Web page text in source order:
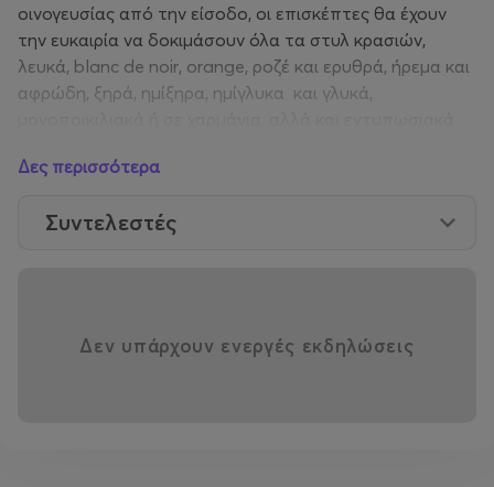
οινογευσίας από την είσοδο, οι επισκέπτες θα έχουν
την ευκαιρία να δοκιμάσουν όλα τα στυλ κρασιών,
λευκά, blanc de noir, orange, ροζέ και ερυθρά, ήρεμα και
αφρώδη, ξηρά, ημίξηρα, ημίγλυκα και γλυκά,
παλαίωσης.
Και οι εκπλήξεις δεν σταματούν εδώ! Το κοινό θα έχει
Παράλληλο Πρόγραμμα
Δες περισσότερα
Συντελεστές
Δεν υπάρχουν ενεργές εκδηλώσεις